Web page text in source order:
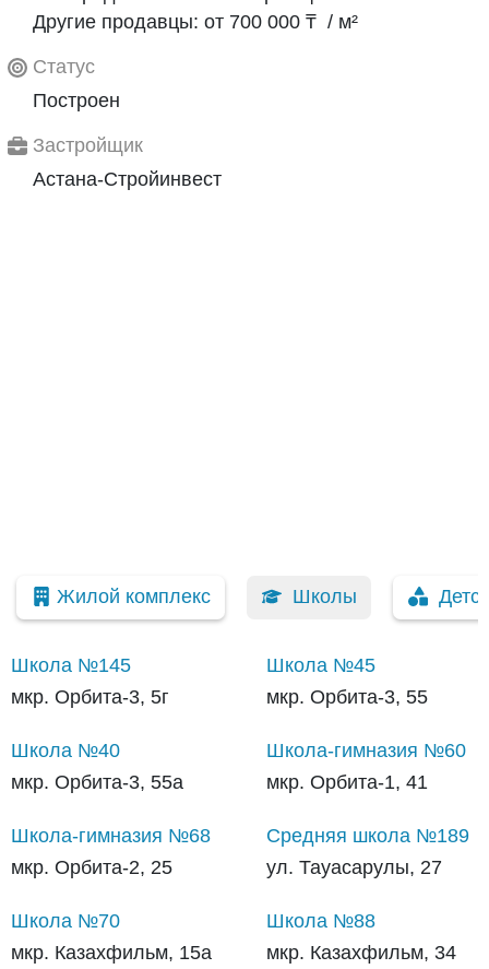
Другие продавцы: от 700 000 ₸ / м²
Статус
Построен
Застройщик
Астана-Стройинвест
Жилой комплекс Школы
Школа №145
мкр. Орбита-3, 5г
Школа №45
мкр. Орбита-3, 55
Школа №40
мкр. Орбита-3, 55а
Школа-гимназия №60
мкр. Орбита-1, 41
Школа-гимназия №68
мкр. Орбита-2, 25
Средняя школа №189
ул. Тауасарулы, 27
Школа №70
мкр. Казахфильм, 15а
Школа №88
мкр. Казахфильм, 34